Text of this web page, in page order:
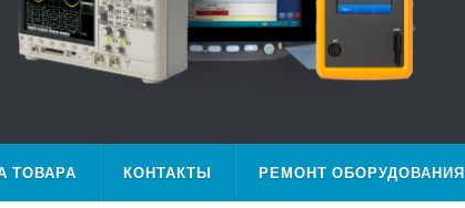
ТОВАРА КОНТАКТЫ РЕМОНТ ОБОРУДОВАНИЯ